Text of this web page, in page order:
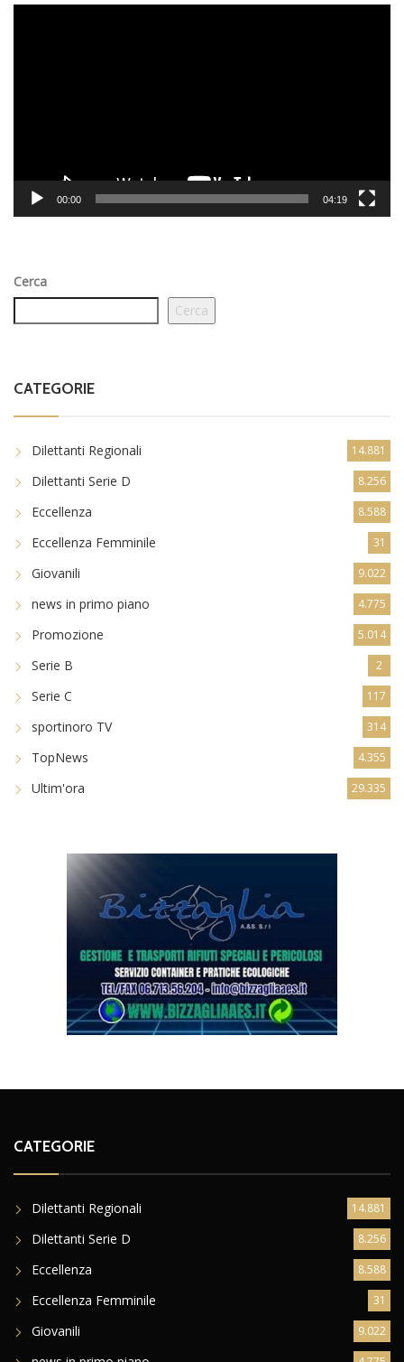
00:00 04:19
Cerca
Cerca
CATEGORIE
Dilettanti Regionali 14.881
Dilettanti Serie D 8.256
Eccellenza 8.588
Eccellenza Femminile 31
Giovanili 9.022
news in primo piano 4.775
Promozione 5.014
Serie B 2
Serie C 117
sportinoro TV 314
TopNews 4.355
Ultim'ora 29.335
CATEGORIE
Dilettanti Regionali 14.881
Dilettanti Serie D 8.256
Eccellenza 8.588
Eccellenza Femminile 31
Giovanili 9.022